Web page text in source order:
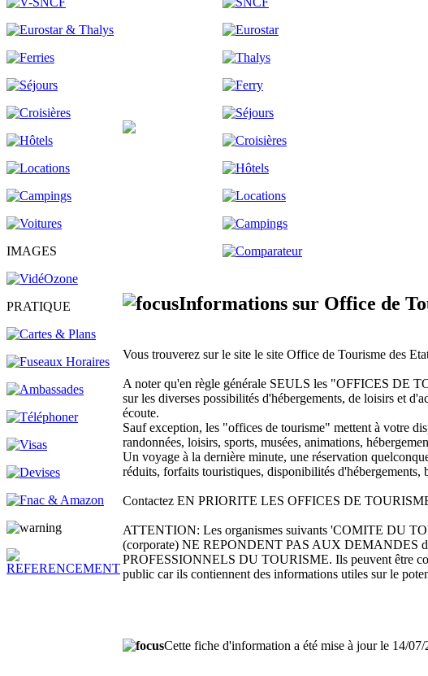
IMAGES
PRATIQUE Informations sur Office de
Vous trouverez sur le site le site Office de Tourisme des
A noter qu'en règle générale SEULS les "OFFICES DE
sur les diverses possibilités d'hébergements, de loisirs et
écoute.
Sauf exception, les "offices de tourisme" mettent à votre
randonnées, loisirs, sports, musées, animations,
Un voyage à la dernière minute, une réservation
réduits, forfaits touristiques, disponibilités d'hébergements,
Contactez EN PRIORITE LES OFFICES DE
ATTENTION: Les organismes suivants 'COMITE DU
(corporate) NE REPONDENT PAS AUX DEMANDES
PROFESSIONNELS DU TOURISME. Ils peuvent être
public car ils contiennent des informations utiles sur le
Cette fiche d'information a été mise à jour le 14/07/